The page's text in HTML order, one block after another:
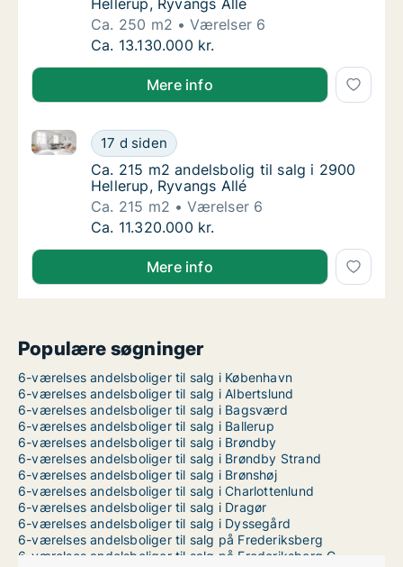
Hellerup, Ryvangs Allé
Ca. 250 m2
Værelser 6
Ca. 250 m2 andelsbolig til salg i 2900
Ca. 13.130.000 kr.
Mere info
Ca. 215 m2 andelsbolig til salg i 2900
17 d siden
Ca. 215 m2 andelsbolig til salg i 2900 Hellerup,
Ca. 215 m2 andelsbolig til salg i 2900
Ca. 215 m2 andelsbolig til salg i 2900
Hellerup, Ryvangs Allé
Ca. 215 m2
Værelser 6
Ca. 215 m2 andelsbolig til salg i 2900
Ca. 11.320.000 kr.
Mere info
Populære søgninger
6-værelses andelsboliger til salg i København
6-værelses andelsboliger til salg i Albertslund
6-værelses andelsboliger til salg i Bagsværd
6-værelses andelsboliger til salg i Ballerup
6-værelses andelsboliger til salg i Brøndby
6-værelses andelsboliger til salg i Brøndby Strand
6-værelses andelsboliger til salg i Brønshøj
6-værelses andelsboliger til salg i Charlottenlund
6-værelses andelsboliger til salg i Dragør
6-værelses andelsboliger til salg i Dyssegård
6-værelses andelsboliger til salg på Frederiksberg
6-værelses andelsboliger til salg på Frederiksberg C